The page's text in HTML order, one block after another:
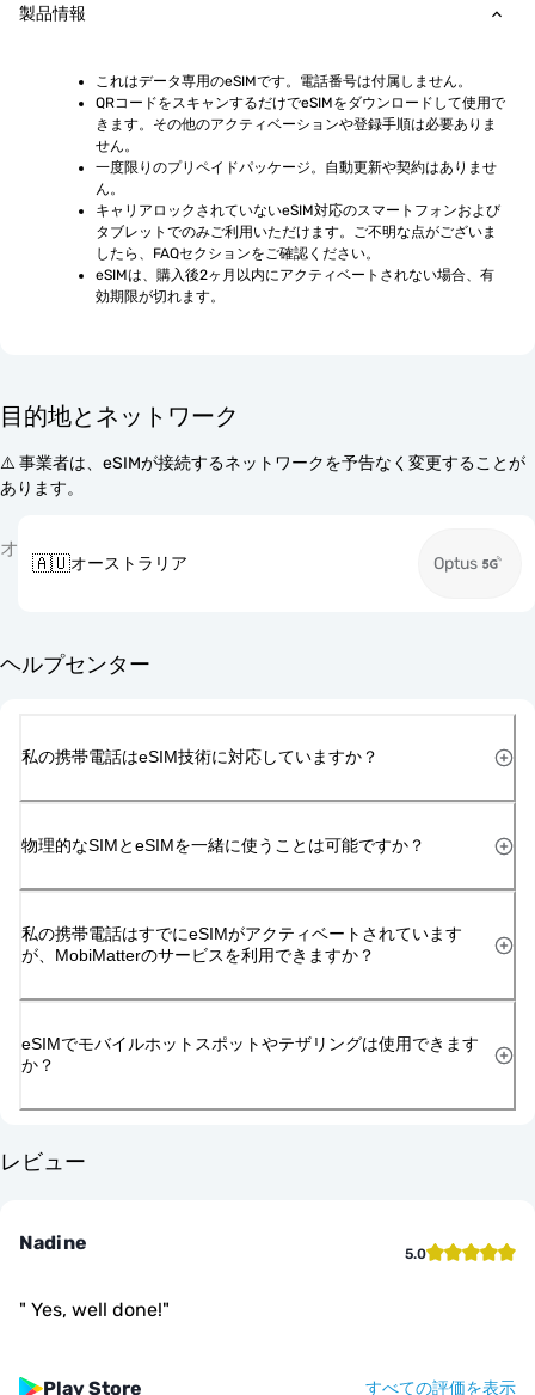
製品情報
これはデータ専用のeSIMです。電話番号は付属しません。
QRコードをスキャンするだけでeSIMをダウンロードして使用で
きます。その他のアクティベーションや登録手順は必要ありま
せん。
一度限りのプリペイドパッケージ。自動更新や契約はありませ
ん。
キャリアロックされていないeSIM対応のスマートフォンおよび
タブレットでのみご利用いただけます。ご不明な点がございま
したら、FAQセクションをご確認ください。
eSIMは、購入後2ヶ月以内にアクティベートされない場合、有
効期限が切れます。
目的地とネットワーク
⚠️ 事業者は、eSIMが接続するネットワークを予告なく変更することが
あります。
オ
🇦🇺オーストラリア Optus
ヘルプセンター
私の携帯電話はeSIM技術に対応していますか？
物理的なSIMとeSIMを一緒に使うことは可能ですか？
私の携帯電話はすでにeSIMがアクティベートされています
が、MobiMatterのサービスを利用できますか？
eSIMでモバイルホットスポットやテザリングは使用できます
か？
レビュー
Nadine 5.0
" Yes, well done!"
Play Store すべての評価を表示